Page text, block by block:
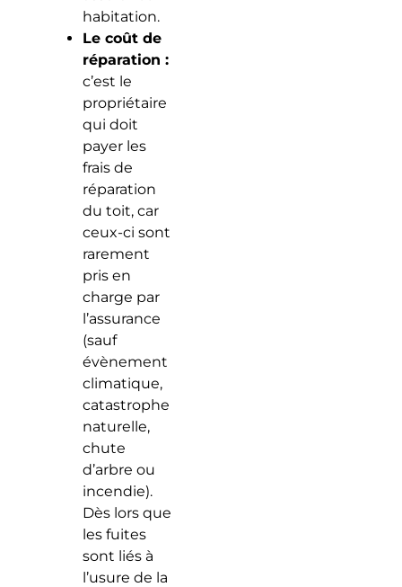
habitation.
Le coût de
réparation :
c’est le
propriétaire
qui doit
payer les
frais de
réparation
du toit, car
ceux-ci sont
rarement
pris en
charge par
l’assurance
(sauf
évènement
climatique,
catastrophe
naturelle,
chute
d’arbre ou
incendie).
Dès lors que
les fuites
sont liés à
l’usure de la